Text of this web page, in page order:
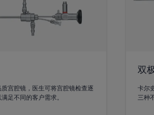
宫腔镜，医生可将宫腔镜检查逐
足不同的客户需求。
双
卡尔
三种